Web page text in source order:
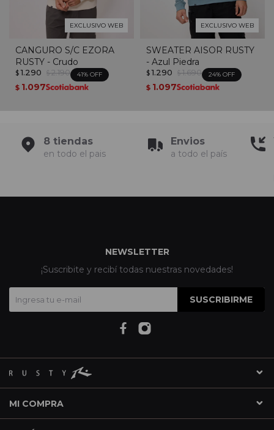
EXCLUSIVO WEB
CANGURO S/C EZORA
RUSTY - Crudo
$ 1.290 $ 2.190 41
$ 1.097
EXCLUSIVO WEB
SWEATER AISOR RUSTY
- Azul Piedra
$ 1.290 $ 1.690 24
$ 1.097
8 tiendas
en todo el pais
Envios
a todo el país
MI COMPRA
NEWSLETTER
¡Suscribite y recibí todas nuestras novedades!
SUSCRIBIRME